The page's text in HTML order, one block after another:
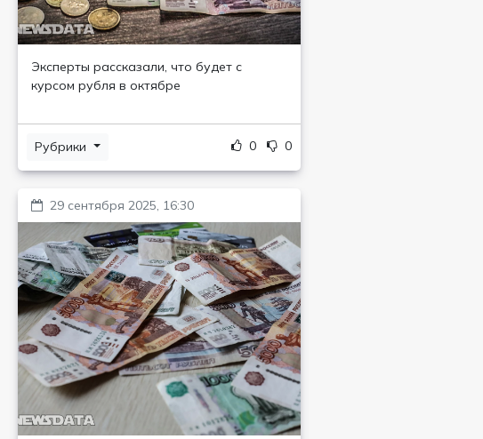
Эксперты рассказали, что будет с
курсом рубля в октябре
Рубрики 0 0
29 сентября 2025, 16:30